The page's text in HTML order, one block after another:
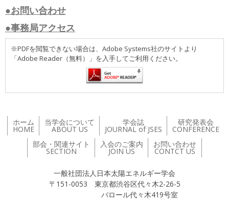
●お問い合わせ
●事務局アクセス
※PDFを閲覧できない場合は、Adobe Systems社のサイトより
「Adobe Reader（無料）」を入手してご利用ください。
ホーム
HOME
当学会について
ABOUT US
学会誌
JOURNAL of JSES
研究発表会
CONFERENCE
部会・関連サイト
SECTION
入会のご案内
JOIN US
お問い合わせ
CONTCT US
一般社団法人日本太陽エネルギー学会
〒151-0053 東京都渋谷区代々木2-26-5
バロール代々木419号室